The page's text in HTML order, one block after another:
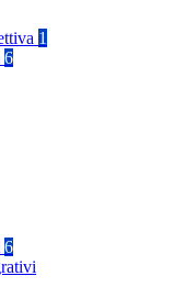
1
6
6